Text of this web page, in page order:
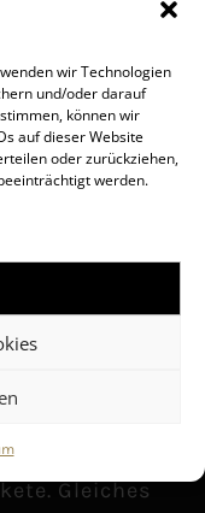
wir Technologien
und/oder darauf
können wir
auf dieser Website
oder zurückziehen,
werden.
RAUMWUNDER
MSI bringen
Format. Die
und sind
und Energie-
Gleiches